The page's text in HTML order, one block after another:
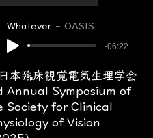
Whatever OASIS
-06:22
臨床視覚電気生理学会
Annual Symposium of
Society for Clinical
of Vision